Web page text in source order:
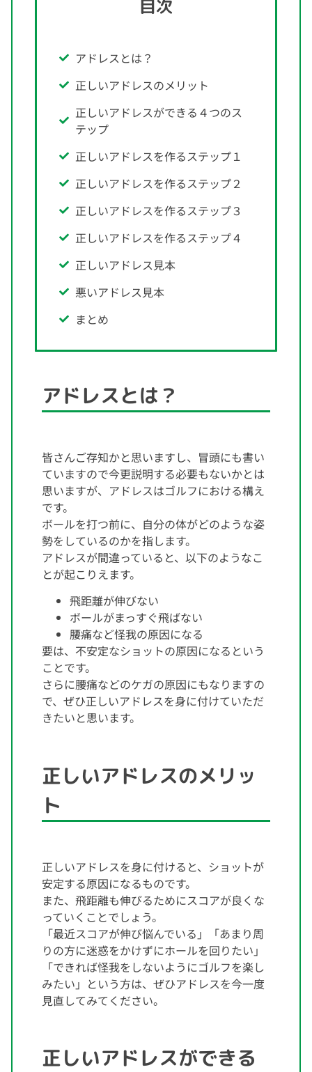
目次
アドレスとは？
正しいアドレスのメリット
正しいアドレスができる４つのス
テップ
正しいアドレスを作るステップ１
正しいアドレスを作るステップ２
正しいアドレスを作るステップ３
正しいアドレスを作るステップ４
正しいアドレス見本
悪いアドレス見本
まとめ
アドレスとは？
皆さんご存知かと思いますし、冒頭にも書い
ていますので今更説明する必要もないかとは
思いますが、アドレスはゴルフにおける構え
です。
ボールを打つ前に、自分の体がどのような姿
勢をしているのかを指します。
アドレスが間違っていると、以下のようなこ
とが起こりえます。
飛距離が伸びない
ボールがまっすぐ飛ばない
腰痛など怪我の原因になる
要は、不安定なショットの原因になるという
ことです。
さらに腰痛などのケガの原因にもなりますの
で、ぜひ正しいアドレスを身に付けていただ
きたいと思います。
正しいアドレスのメリッ
ト
正しいアドレスを身に付けると、ショットが
安定する原因になるものです。
また、飛距離も伸びるためにスコアが良くな
っていくことでしょう。
「最近スコアが伸び悩んでいる」「あまり周
りの方に迷惑をかけずにホールを回りたい」
「できれば怪我をしないようにゴルフを楽し
みたい」という方は、ぜひアドレスを今一度
見直してみてください。
正しいアドレスができる